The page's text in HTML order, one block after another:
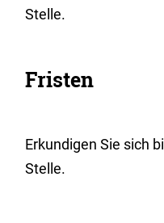
Stelle.
Fristen
Erkundigen Sie sich
Stelle.